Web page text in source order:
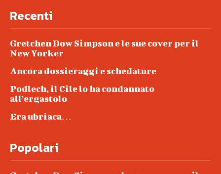
Recenti
Gretchen Dow Simpson e le sue cover per il
New Yorker
Ancora dossieraggi e schedature
Podlech, il Cile lo ha condannato
all’ergastolo
Era ubriaca…
Popolari